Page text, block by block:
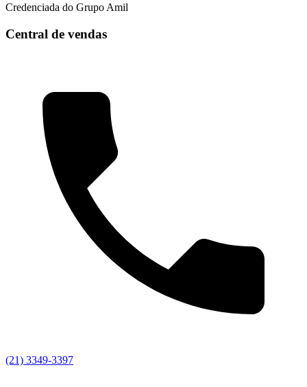
Credenciada do Grupo Amil
Central de vendas
(21) 3349-3397